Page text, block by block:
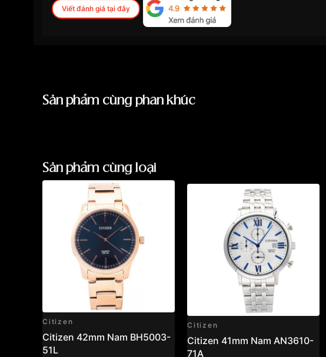
Viết đánh giá tại đây
Sản phẩm cùng phân khúc
Sản phẩm cùng loại
Citizen
Citizen 42mm Nam BH5003-
51L
Citizen
Citizen 41mm Nam AN3610-
71A